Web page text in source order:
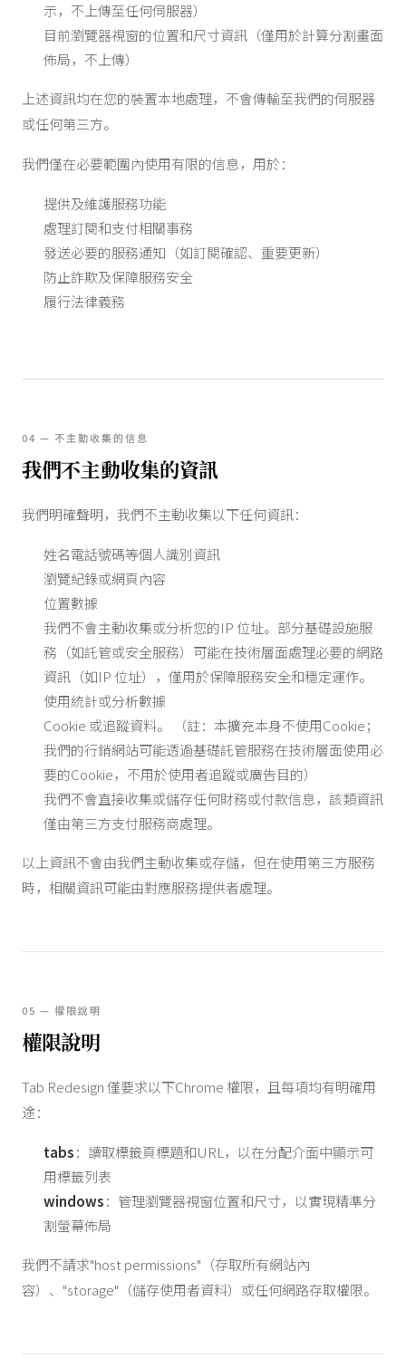
示，不上傳至任何伺服器）
目前瀏覽器視窗的位置和尺寸資訊（僅用於計算分割畫面
佈局，不上傳）
上述資訊均在您的裝置本地處理，不會傳輸至我們的伺服器
或任何第三方。
我們僅在必要範圍內使用有限的信息，用於：
提供及維護服務功能
處理訂閱和支付相關事務
發送必要的服務通知（如訂閱確認、重要更新）
防止詐欺及保障服務安全
履行法律義務
04 — 不主動收集的信息
我們不主動收集的資訊
我們明確聲明，我們不主動收集以下任何資訊：
姓名電話號碼等個人識別資訊
瀏覽紀錄或網頁內容
位置數據
我們不會主動收集或分析您的IP 位址。部分基礎設施服
務（如託管或安全服務）可能在技術層面處理必要的網路
資訊（如IP 位址），僅用於保障服務安全和穩定運作。
使用統計或分析數據
Cookie 或追蹤資料。 （註：本擴充本身不使用Cookie；
我們的行銷網站可能透過基礎託管服務在技術層面使用必
要的Cookie，不用於使用者追蹤或廣告目的）
我們不會直接收集或儲存任何財務或付款信息，該類資訊
僅由第三方支付服務商處理。
以上資訊不會由我們主動收集或存儲，但在使用第三方服務
時，相關資訊可能由對應服務提供者處理。
05 — 權限說明
權限說明
Tab Redesign 僅要求以下Chrome 權限，且每項均有明確用
途：
tabs：讀取標籤頁標題和URL，以在分配介面中顯示可
用標籤列表
windows：管理瀏覽器視窗位置和尺寸，以實現精準分
割螢幕佈局
我們不請求"host permissions"（存取所有網站內
容）、"storage"（儲存使用者資料）或任何網路存取權限。